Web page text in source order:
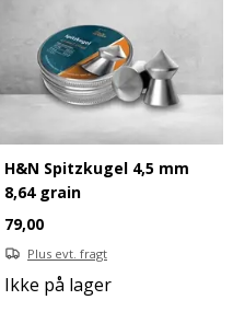
H&N Spitzkugel 4,5 mm
8,64 grain
79,00
Plus evt. fragt
Ikke på lager